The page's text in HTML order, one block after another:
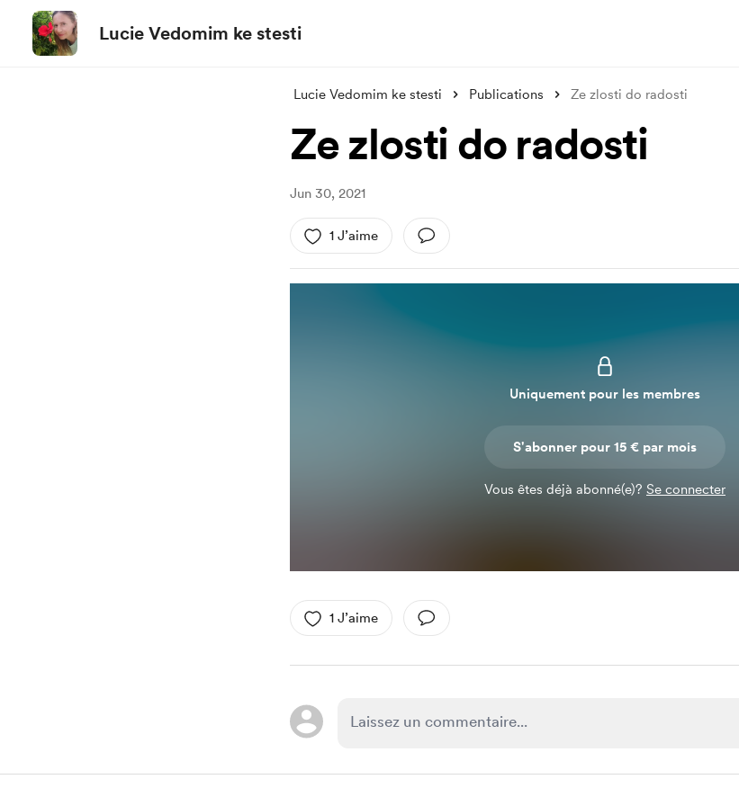
Lucie Vedomim ke stesti
Lucie Vedomim ke stesti Publications Ze zlosti do radosti
Ze zlosti do radosti
Jun 30, 2021
1 J’aime
Uniquement pour les membres
S'abonner pour 15 € par mois
Vous êtes déjà abonné(e)? Se connecter
1 J’aime